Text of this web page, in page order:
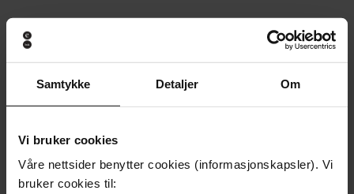
Samtykke Detaljer Om
Vi bruker cookies
Våre nettsider benytter cookies (informasjonskapsler). Vi
bruker cookies til:
Andre har også kjøpt